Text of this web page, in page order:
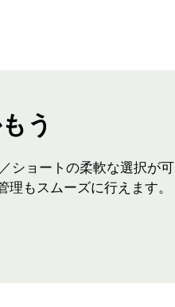
う
ショートの柔軟な選択が可
もスムーズに行えます。